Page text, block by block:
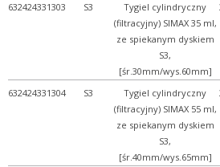
632424331303 S3
Tygiel cylindryczny
(filtracyjny) SIMAX 35 ml,
ze spiekanym dyskiem
S3,
[śr.30mm/wys.60mm]
632424331304 S3
Tygiel cylindryczny
(filtracyjny) SIMAX 55 ml,
ze spiekanym dyskiem
S3,
[śr.40mm/wys.65mm]